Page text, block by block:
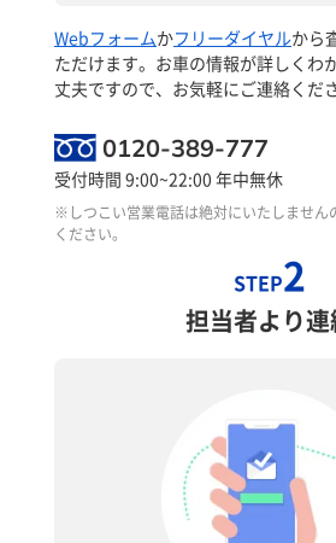
Webフォームかフリーダイヤルから
ただけます。お車の情報が詳しくわ
丈夫ですので、お気軽にご連絡くださ
0120-389-777
受付時間 9:00~22:00 年中無休
※しつこい営業電話は絶対にいたしません
ください。
STEP2
担当者より